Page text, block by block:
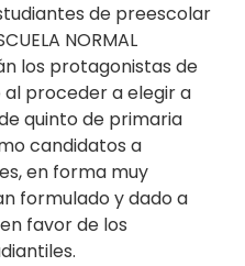
de preescolar
NORMAL
los protagonistas de
proceder a elegir a
quinto de primaria
candidatos a
en forma muy
formulado y dado a
favor de los